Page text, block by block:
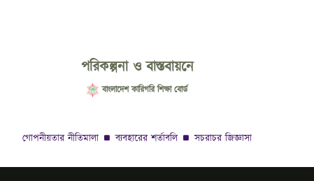
পরিকল্পনা ও বাস্তবায়নে
বাংলাদেশ কারিগরি শিক্ষা বোর্ড
গোপনীয়তার নীতিমালা ব্যবহারের শর্তাবলি সচরাচর জিজ্ঞাসা